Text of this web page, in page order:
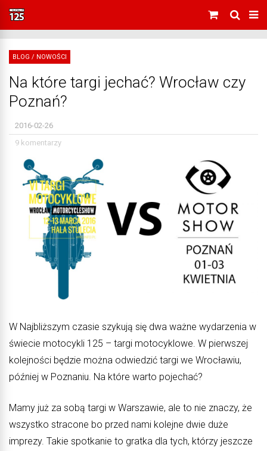
BLOG / NOWOŚCI
Na które targi jechać? Wrocław czy
Poznań?
2016-02-26
9 komentarzy
W Najbliższym czasie szykują się dwa ważne wydarzenia w
świecie motocykli 125 – targi motocyklowe. W pierwszej
kolejności będzie można odwiedzić targi we Wrocławiu,
później w Poznaniu. Na które warto pojechać?
Mamy już za sobą targi w Warszawie, ale to nie znaczy, że
wszystko stracone bo przed nami kolejne dwie duże
imprezy. Takie spotkanie to gratka dla tych, którzy jeszcze